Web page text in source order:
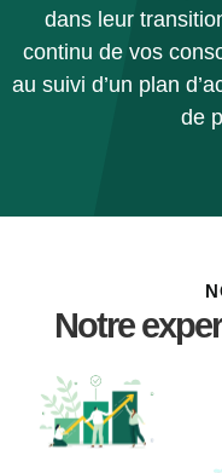
dans leur
continu de vos
au suivi d’un plan
de
Notre